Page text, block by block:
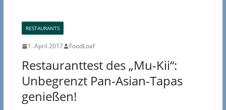
RESTAURANTS
1. April 2017 FoodLoaf
Restauranttest des „Mu-Kii“:
Unbegrenzt Pan-Asian-Tapas
genießen!